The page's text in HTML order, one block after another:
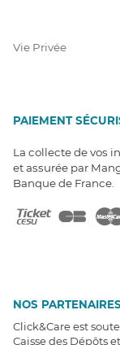
Vie Privée
PAIEMENT
La collecte de vos
et assurée par
Banque de France.
NOS PARTENAIRES
Click&Care est
Caisse des Dépôts